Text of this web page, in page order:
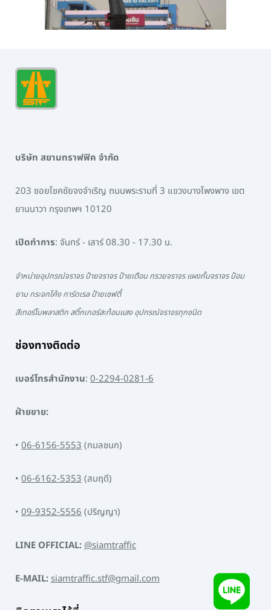
บริษัท สยามทราฟฟิค จำกัด
203 ซอยโชคชัยจงจำเริญ ถนนพระรามที่ 3 แขวงบางโพงพาง เขต
ยานนาวา กรุงเทพฯ 10120
เปิดทำการ: จันทร์ - เสาร์ 08.30 - 17.30 น.
จำหน่ายอุปกรณ์จราจร ป้ายจราจร ป้ายเตือน กรวยจราจร แผงกั้นจราจร ป้อม
ยาม กระจกโค้ง การ์ดเรล ป้ายเซฟตี้
สีเทอร์โมพลาสติก สติ๊กเกอร์สะท้อนแสง อุปกรณ์จราจรทุกชนิด
ช่องทางติดต่อ
เบอร์โทรสำนักงาน: 0-2294-0281-6
ฝ่ายขาย:
• 06-6156-5553(กมลชนก)
• 06-6162-5353(สมฤดี)
• 09-9352-5556(ปริญญา)
LINE OFFICIAL:@siamtraffic
E-MAIL:siamtraffic.stf@gmail.com